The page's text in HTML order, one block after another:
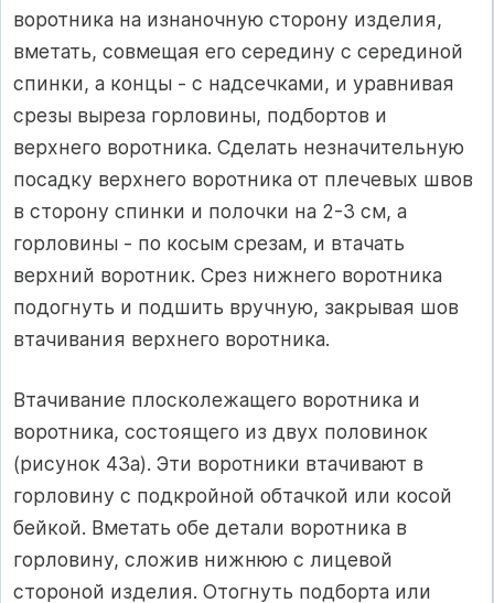
воротника на изнаночную сторону изделия,
вметать, совмещая его середину с серединой
спинки, а концы - с надсечками, и уравнивая
срезы выреза горловины, подбортов и
верхнего воротника. Сделать незначительную
посадку верхнего воротника от плечевых швов
в сторону спинки и полочки на 2-3 см, а
горловины - по косым срезам, и втачать
верхний воротник. Срез нижнего воротника
подогнуть и подшить вручную, закрывая шов
втачивания верхнего воротника.
Втачивание плосколежащего воротника и
воротника, состоящего из двух половинок
(рисунок 43а). Эти воротники втачивают в
горловину с подкройной обтачкой или косой
бейкой. Вметать обе детали воротника в
горловину, сложив нижнюю с лицевой
стороной изделия. Отогнуть подборта или